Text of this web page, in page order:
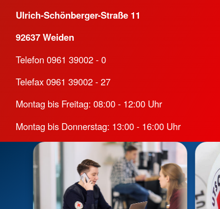
Ulrich-Schönberger-Straße 11
92637 Weiden
Telefon 0961 39002 - 0
Telefax 0961 39002 - 27
Montag bis Freitag: 08:00 - 12:00 Uhr
Montag bis Donnerstag: 13:00 - 16:00 Uhr